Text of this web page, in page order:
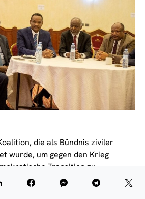
die als Bündnis ziviler
wurde, um gegen den Krieg
Transition zu
offiziell aufgelöst. Diese